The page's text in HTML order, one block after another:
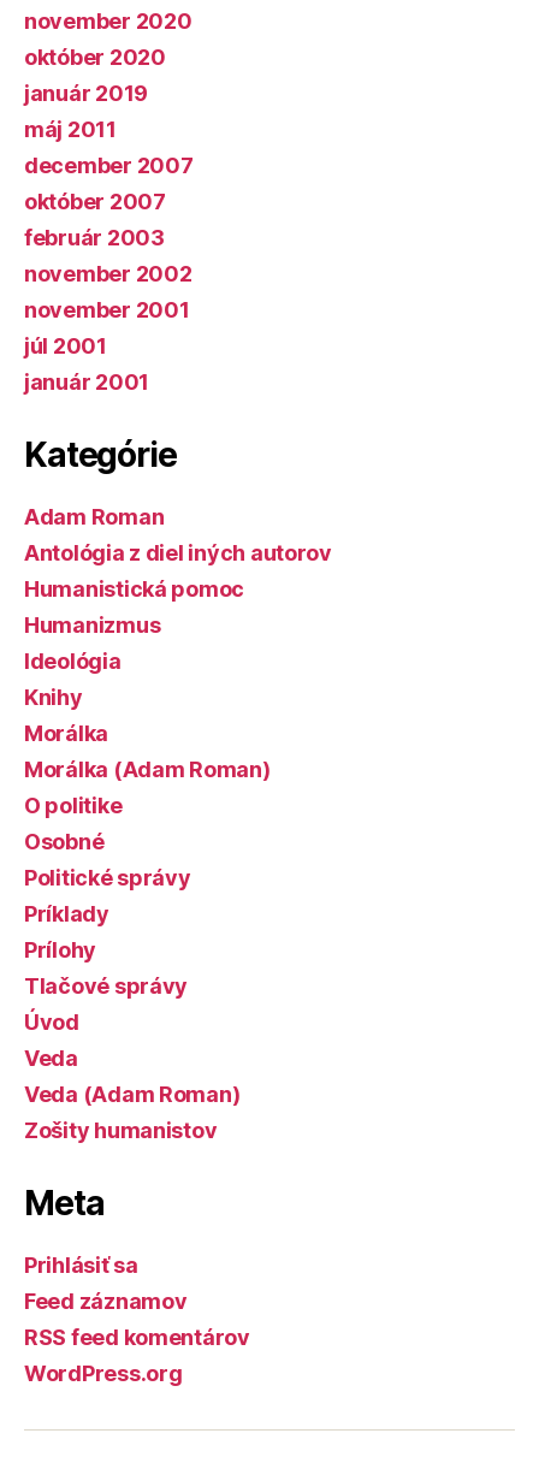
november 2020
október 2020
január 2019
máj 2011
december 2007
október 2007
február 2003
november 2002
november 2001
júl 2001
január 2001
Kategórie
Adam Roman
Antológia z diel iných autorov
Humanistická pomoc
Humanizmus
Ideológia
Knihy
Morálka
Morálka (Adam Roman)
O politike
Osobné
Politické správy
Príklady
Prílohy
Tlačové správy
Úvod
Veda
Veda (Adam Roman)
Zošity humanistov
Meta
Prihlásiť sa
Feed záznamov
RSS feed komentárov
WordPress.org